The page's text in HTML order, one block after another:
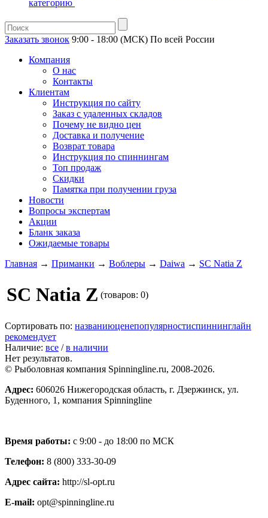
категорию
Заказать звонок 9:00 - 18:00 (МСК) По всей России
Компания
О нас
Контакты
Клиентам
Инструкция по сайту
Заказ с удаленных складов
Почему не видно цен
Доставка и получение
Возврат товара
Инструкция по спиннингам
Топ продаж
Скидки
Памятка при получении груза
Новости
Вопросы экспертам
Акции
Бланк заказа
Ожидаемые товары
Главная → Приманки → Воблеры → Daiwa → SC Natia Z
SC Natia Z (товаров: 0)
Сортировать по: названиюценепопулярностиспиннинглайн
рекомендует
Наличие: все /в наличии
Нет результатов.
© Рыболовная компания Spinningline.ru, 2008-2026.
Адрес: 606026 Нижегородская область, г. Дзержинск, ул.
Буденного, 1, компания Spinningline
Время работы: с 9:00 - до 18:00 по МСК
Телефон: 8 (800) 333-30-09
Адрес сайта: http://sl-opt.ru
E-mail: opt@spinningline.ru